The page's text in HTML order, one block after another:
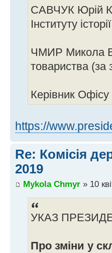
САВЧУК Юрій
Інституту
ЧМИР Микола
товариства (за
Керівник
https://
Re: Комісія
2019
Mykola Chmyr » 10
УКАЗ
Про зміни у